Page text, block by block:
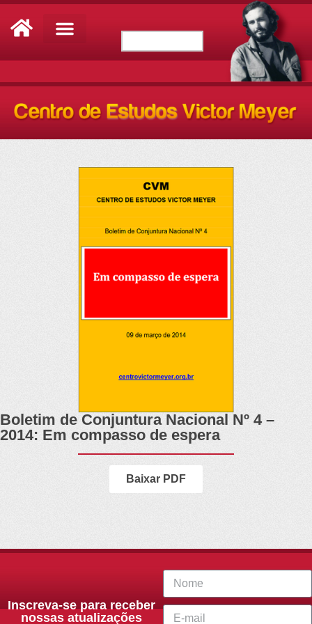
Boletim de Conjuntura Nacional Nº 4 –
2014: Em compasso de espera
Baixar PDF
Inscreva-se para receber
nossas atualizações